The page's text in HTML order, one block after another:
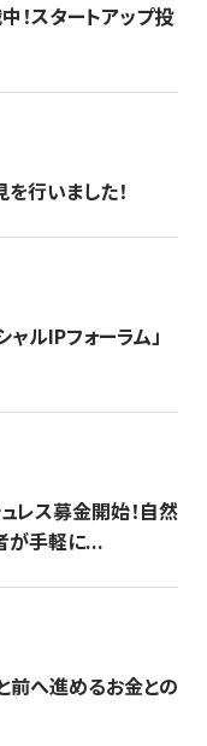
！スタートアップ投
行いました！
ルIPフォーラム」
レス募金開始！自然
が手軽に...
前へ進めるお金との